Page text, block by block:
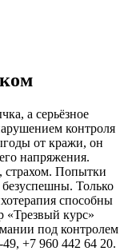
а серьёзное
контроля
от кражи, он
напряжения.
страхом. Попытки
безуспешны. Только
способны
«Трезвый курс»
под контролем
+7 960 442 64 20.